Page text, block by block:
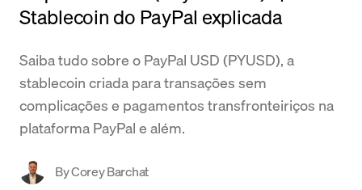
Trade
Company
Crypto Prices
Learn
Support
Stablecoin do PayPal explicada
Saiba tudo sobre o PayPal USD (PYUSD), a
stablecoin criada para transações sem
complicações e pagamentos transfronteiriços na
plataforma PayPal e além.
ByCorey Barchat